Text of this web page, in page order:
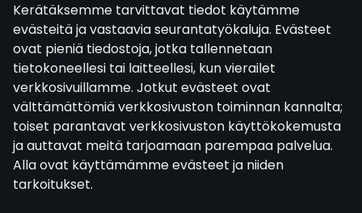
Kerätäksemme tarvittavat tiedot käytämme
evästeitä ja vastaavia seurantatyökaluja. Evästeet
ovat pieniä tiedostoja, jotka tallennetaan
tietokoneellesi tai laitteellesi, kun vierailet
verkkosivuillamme. Jotkut evästeet ovat
välttämättömiä verkkosivuston toiminnan kannalta;
toiset parantavat verkkosivuston käyttökokemusta
ja auttavat meitä tarjoamaan parempaa palvelua.
Alla ovat käyttämämme evästeet ja niiden
tarkoitukset.